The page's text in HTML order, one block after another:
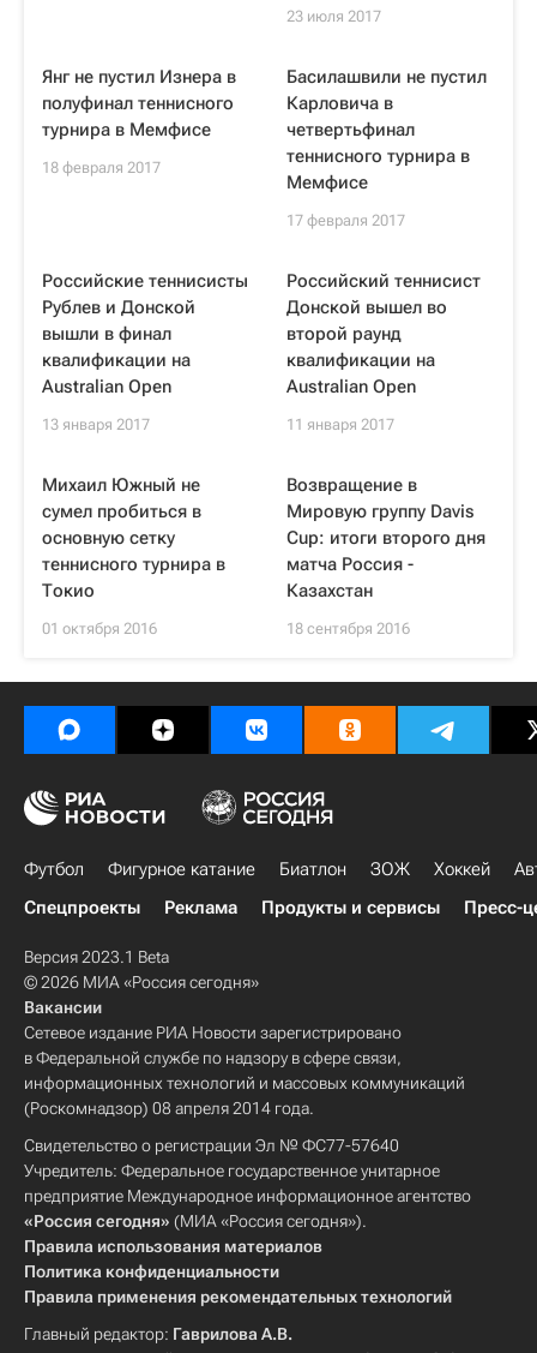
23 июля 2017
Янг не пустил Изнера в
полуфинал теннисного
турнира в Мемфисе
18 февраля 2017
Басилашвили не пустил
Карловича в
четвертьфинал
теннисного турнира в
Мемфисе
17 февраля 2017
Российские теннисисты
Рублев и Донской
вышли в финал
квалификации на
Australian Open
13 января 2017
Российский теннисист
Донской вышел во
второй раунд
квалификации на
Australian Open
11 января 2017
Михаил Южный не
сумел пробиться в
основную сетку
теннисного турнира в
Токио
01 октября 2016
Возвращение в
Мировую группу Davis
Cup: итоги второго дня
матча Россия -
Казахстан
18 сентября 2016
Футбол Фигурное катание Биатлон ЗОЖ Хоккей
Спецпроекты
Реклама Продукты и сервисы Пресс-
Версия 2023.1 Beta
© 2026 МИА «Россия сегодня»
Вакансии
Сетевое издание РИА Новости зарегистрировано
в Федеральной службе по надзору в сфере связи,
информационных технологий и массовых коммуникаций
(Роскомнадзор) 08 апреля 2014 года.
Свидетельство о регистрации Эл № ФС77-57640
Учредитель: Федеральное государственное унитарное
предприятие Международное информационное агентство
«Россия сегодня» (МИА «Россия сегодня»).
Правила использования материалов
Политика конфиденциальности
Правила применения рекомендательных технологий
Главный редактор: Гаврилова А.В.